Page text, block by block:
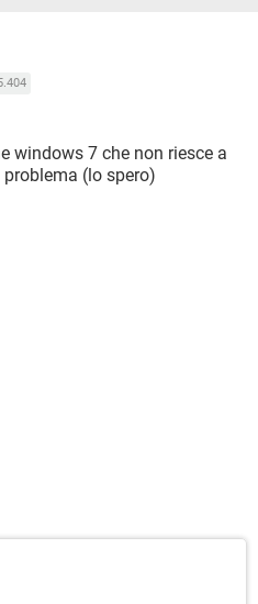
windows 7 che non riesce a
(lo spero)